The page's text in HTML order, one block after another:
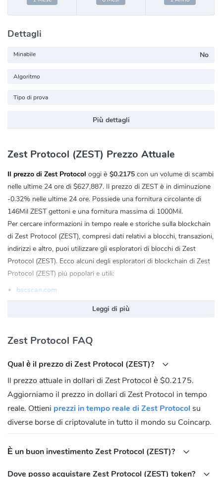
Dettagli
Minabile No
Algoritmo
Tipo di prova
Più dettagli
Zest Protocol (ZEST) Prezzo Attuale
Il prezzo di Zest Protocol oggi è $0.2175 con un volume di scambi
nelle ultime 24 ore di $627,887. Il prezzo di ZEST è in diminuzione
-0.32% nelle ultime 24 ore. Possiede una fornitura circolante di
146Mil ZEST gettoni e una fornitura massima di 1000Mil.
Per cercare informazioni in tempo reale e storiche sulla blockchain
di Zest Protocol (ZEST), compresi dati relativi a blocchi, transazioni,
indirizzi e altro, puoi utilizzare gli esploratori di blocchi di Zest
Protocol (ZEST). Ecco alcuni degli esploratori di blockchain di Zest
Protocol (ZEST) più popolari e utili:
bscscan.com
Zest Protocol (ZEST) Sito Ufficiale:https://www.zestprotocol.com/
Twitter:https://twitter.com/zestprotocol
Telegram:https://t.me/ZestProtocol_Community
Qual è l'indirizzo del contratto di Zest Protocol
(ZEST)?
0x5506599c722389a60580b5213ea1da60d64754a1
Leggi di più
Zest Protocol FAQ
Qual è il prezzo di Zest Protocol (ZEST)?
Il prezzo attuale in dollari di Zest Protocol è $0.2175.
Aggiorniamo il prezzo in dollari di Zest Protocol in tempo
reale. Ottieni prezzi in tempo reale di Zest Protocol su
diverse borse di criptovalute in tutto il mondo su Coincarp.
È un buon investimento Zest Protocol (ZEST)?
Dove posso acquistare Zest Protocol (ZEST) token?